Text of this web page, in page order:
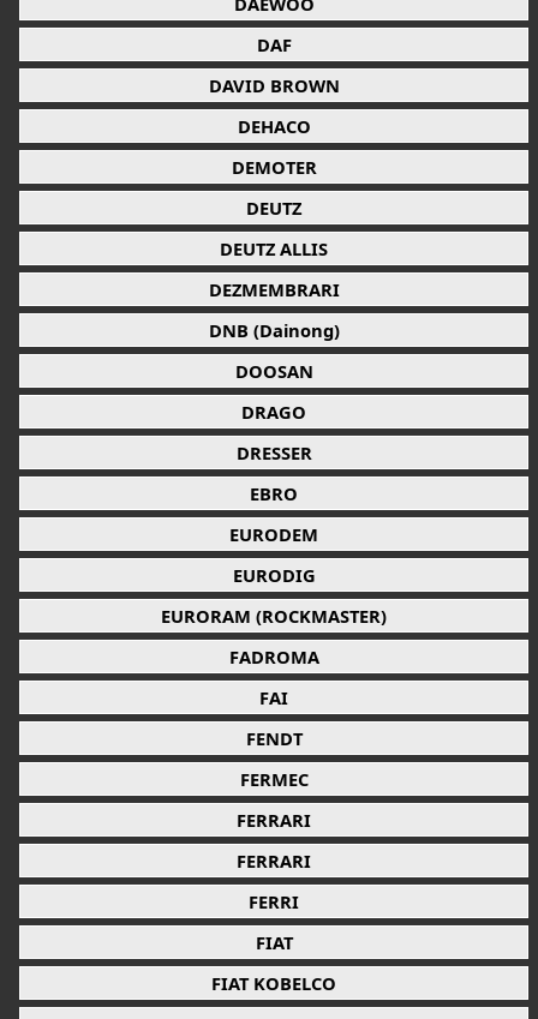
DAF
DAVID BROWN
DEHACO
DEMOTER
DEUTZ
DEUTZ ALLIS
DEZMEMBRARI
DNB (Dainong)
DOOSAN
DRAGO
DRESSER
EBRO
EURODEM
EURODIG
EURORAM (ROCKMASTER)
FADROMA
FAI
FENDT
FERMEC
FERRARI
FERRARI
FERRI
FIAT
FIAT KOBELCO